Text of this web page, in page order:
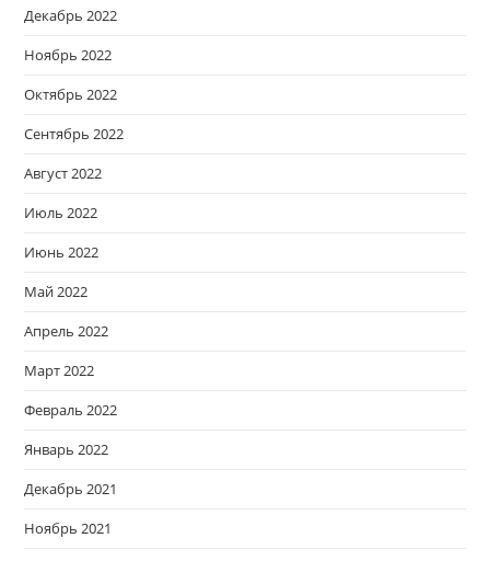
Декабрь 2022
Ноябрь 2022
Октябрь 2022
Сентябрь 2022
Август 2022
Июль 2022
Июнь 2022
Май 2022
Апрель 2022
Март 2022
Февраль 2022
Январь 2022
Декабрь 2021
Ноябрь 2021